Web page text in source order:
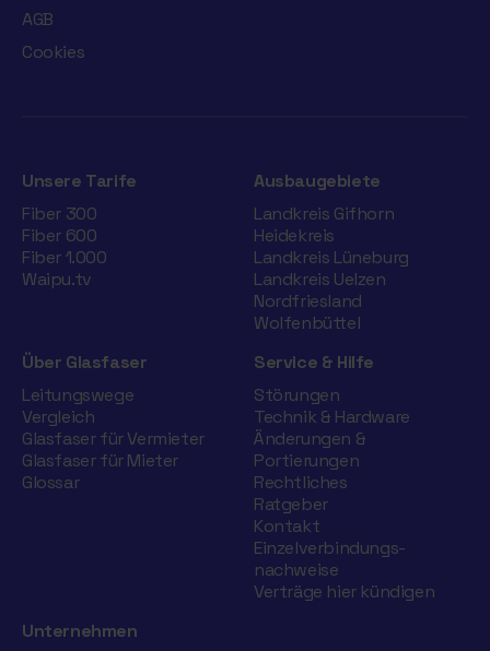
AGB
Cookies
Unsere Tarife
Fiber 300
Fiber 600
Fiber 1.000
Waipu.tv
Ausbaugebiete
Landkreis Gifhorn
Heidekreis
Landkreis Lüneburg
Landkreis Uelzen
Nordfriesland
Wolfenbüttel
Über Glasfaser
Leitungswege
Vergleich
Glasfaser für Vermieter
Glasfaser für Mieter
Glossar
Service & Hilfe
Störungen
Technik & Hardware
Änderungen &
Portierungen
Rechtliches
Ratgeber
Kontakt
Einzelverbindungs­
nachweise
Verträge hier kündigen
Unternehmen